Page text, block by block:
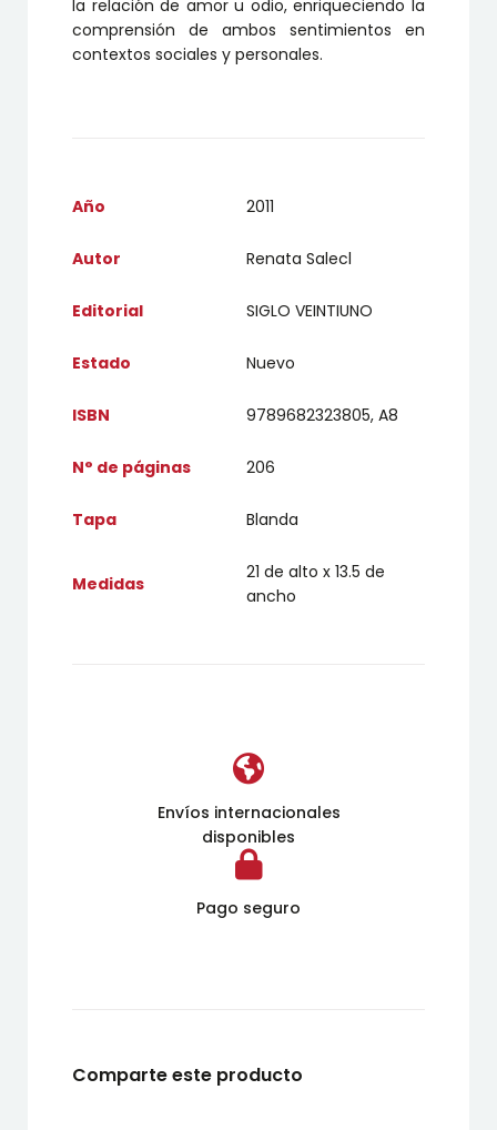
la relación de amor u odio, enriqueciendo la
comprensión de ambos sentimientos en
contextos sociales y personales.
Año 2011
Autor Renata Salecl
Editorial SIGLO VEINTIUNO
Estado Nuevo
ISBN 9789682323805, A8
N° de páginas 206
Tapa Blanda
Medidas
21 de alto x 13.5 de
ancho
Envíos internacionales
disponibles
Pago seguro
Comparte este producto